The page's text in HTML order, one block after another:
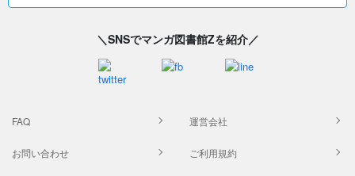
＼SNSでマンガ図書館Zを紹介／
FAQ 運営会社
お問い合わせ ご利用規約